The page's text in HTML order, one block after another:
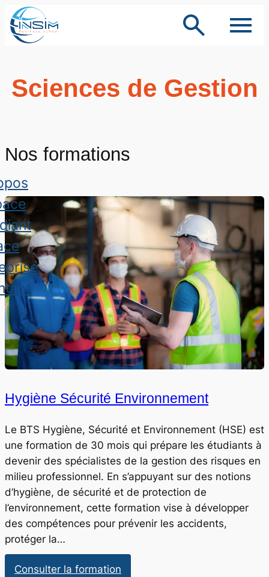
Aller
au
contenu
Sciences de Gestion
Nos formations
Hygiène Sécurité Environnement
Le BTS Hygiène, Sécurité et Environnement (HSE) est
une formation de 30 mois qui prépare les étudiants à
devenir des spécialistes de la gestion des risques en
milieu professionnel. En s’appuyant sur des notions
d’hygiène, de sécurité et de protection de
l’environnement, cette formation vise à développer
des compétences pour prévenir les accidents,
protéger la…
Consulter la formation